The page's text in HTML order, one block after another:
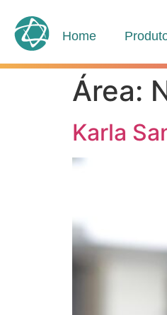
Home
Área:
Karla